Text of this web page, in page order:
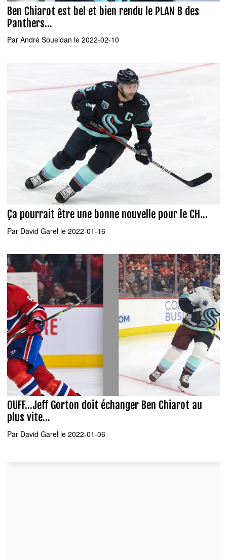
Ben Chiarot est bel et bien rendu le PLAN B des
Panthers...
Par André Soueidan le 2022-02-10
Ça pourrait être une bonne nouvelle pour le CH...
Par David Garel le 2022-01-16
OUFF...Jeff Gorton doit échanger Ben Chiarot au
plus vite...
Par David Garel le 2022-01-06